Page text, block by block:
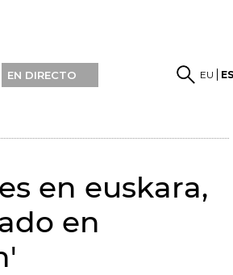
EN DIRECTO EU
en euskara,
en